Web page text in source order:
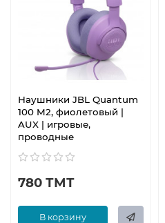
Наушники JBL Quantum
100 M2, фиолетовый |
AUX | игровые,
проводные
780 ТМТ
В корзину